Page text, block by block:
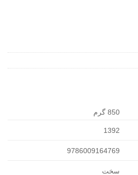
850 گرم
1392
9786009164769
سخت